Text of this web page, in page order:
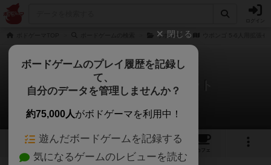
ウボンゴ
ウボンゴ 5-6人用拡張セット
次のおすすめボードゲーム
カフェ
閉じる
ボードゲームのプレイ履歴を記録し
て、
自分のデータを管理しませんか？
約75,000人がボドゲーマを利用中！
遊んだボードゲームを記録する
気になるゲームのレビューを読む